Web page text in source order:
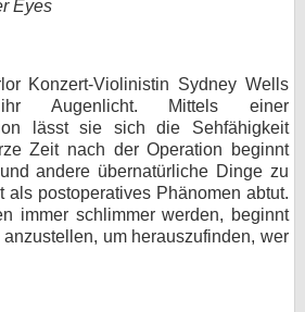
Eyes
Konzert-Violinistin Sydney Wells
Augenlicht. Mittels einer
lässt sie sich die Sehfähigkeit
Zeit nach der Operation beginnt
andere übernatürliche Dinge zu
als postoperatives Phänomen abtut.
immer schlimmer werden, beginnt
um herauszufinden, wer
bei Facebook
Kontakt
Nutzungsbedingungen